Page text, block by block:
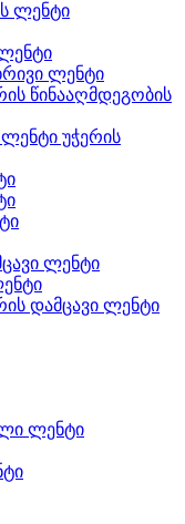
ლენტი
ლენტი
წინააღმდეგობის
უჭერის
ლენტი
დამცავი ლენტი
ლენტი